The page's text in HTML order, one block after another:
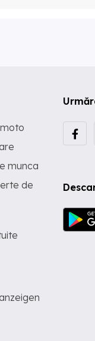
munca
de